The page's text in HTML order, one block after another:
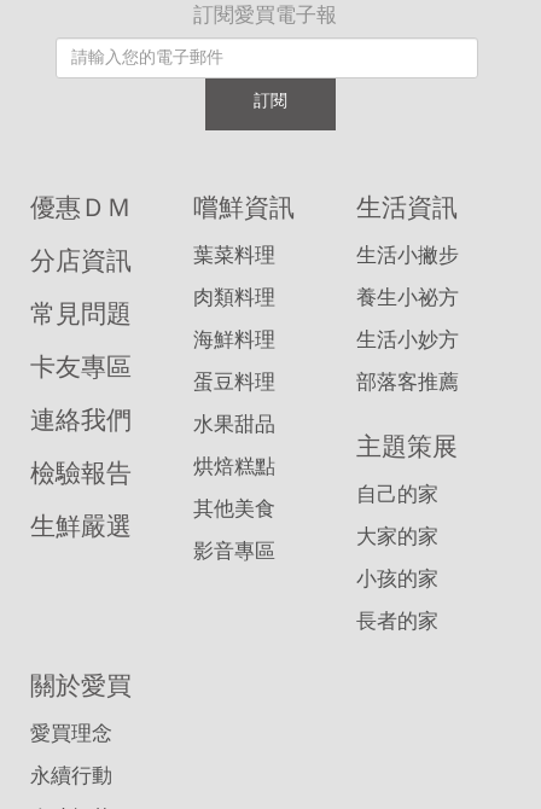
訂閱愛買電子報
訂閱
優惠ＤＭ
分店資訊
常見問題
卡友專區
連絡我們
檢驗報告
生鮮嚴選
嚐鮮資訊
葉菜料理
肉類料理
海鮮料理
蛋豆料理
水果甜品
烘焙糕點
其他美食
影音專區
生活資訊
生活小撇步
養生小祕方
生活小妙方
部落客推薦
主題策展
自己的家
大家的家
小孩的家
長者的家
關於愛買
愛買理念
永續行動